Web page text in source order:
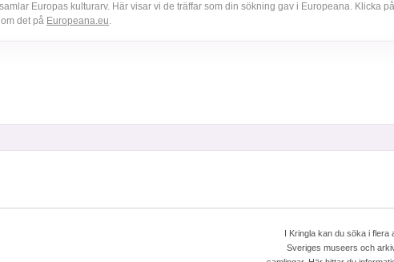
Europas kulturarv. Här visar vi de träffar som din sökning gav i Europeana. Klicka på
det på Europeana.eu.
I Kringla kan du söka i flera
Sveriges museers och